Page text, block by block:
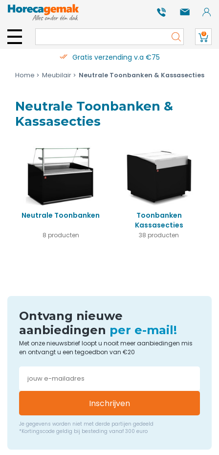
0
Gratis verzending v.a €75
Home Meubilair Neutrale Toonbanken & Kassasecties
Neutrale Toonbanken &
Kassasecties
Neutrale Toonbanken
8 producten
Toonbanken
Kassasecties
38 producten
Ontvang nieuwe
aanbiedingen per e-mail!
Met onze nieuwsbrief loopt u nooit meer aanbiedingen mis
en ontvangt u een tegoedbon van €20
Inschrijven
Je gegevens worden niet met derde partijen gedeeld
*Kortingscode geldig bij besteding vanaf 300 euro